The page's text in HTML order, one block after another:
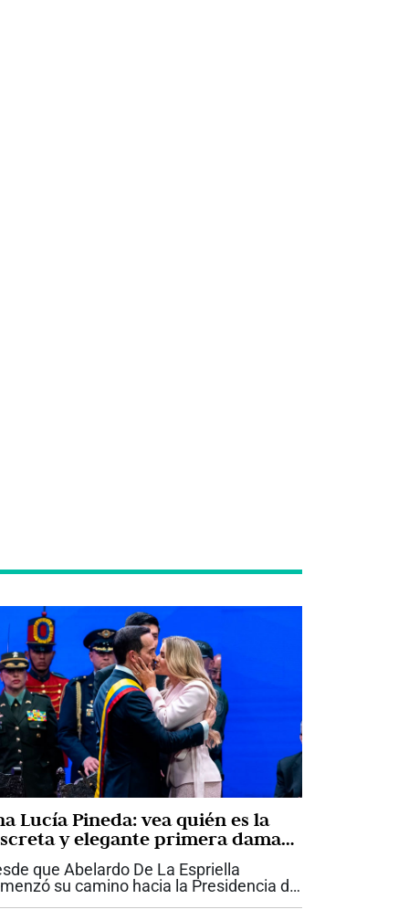
Lucía Pineda: vea quién es la
y elegante primera dama
acompaña a Abelardo De La
que Abelardo De La Espriella
su camino hacia la Presidencia de
Ana Lucía Pineda ha llamado la